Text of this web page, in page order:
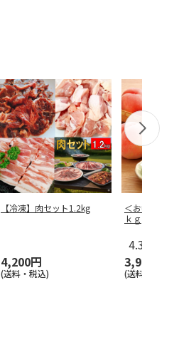
【冷凍】肉セット1.2kg
4,200円
(送料・税込)
＜お中元＞
ｋｇ
4.3
3,980円
(送料・税込)